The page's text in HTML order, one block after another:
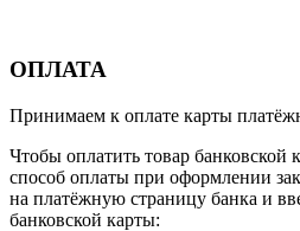
ОПЛАТА
Принимаем к оплате карты
Чтобы оплатить товар банковской
способ оплаты при оформлении
на платёжную страницу банка и
банковской карты: